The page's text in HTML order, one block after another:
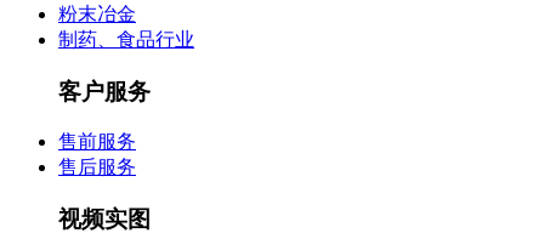
粉末冶金
制药、食品行业
客户服务
售前服务
售后服务
视频实图